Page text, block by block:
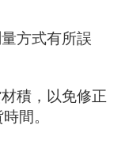
方式有所誤
積，以免修正
間。